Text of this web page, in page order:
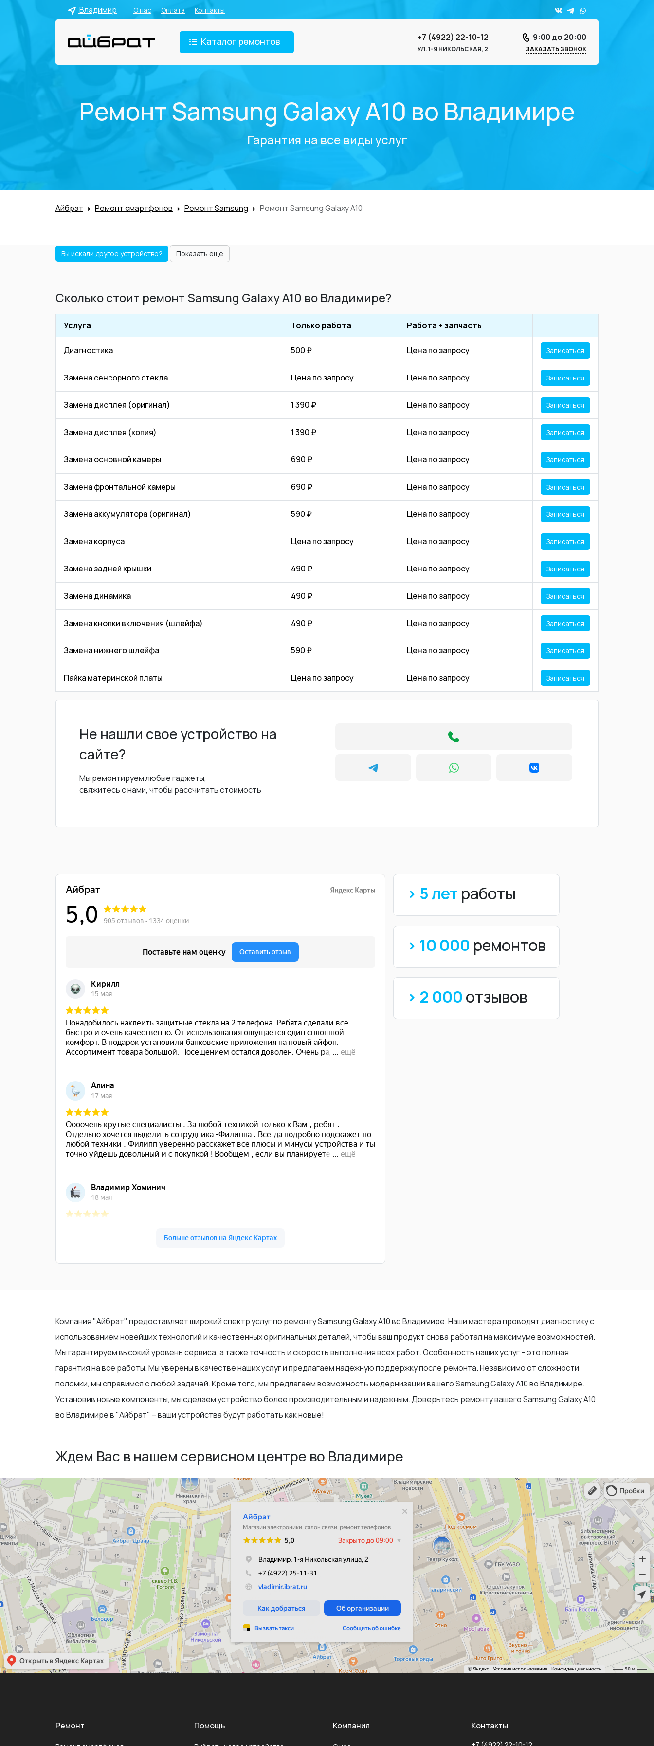
Владимир О нас Оплата Контакты
Каталог ремонтов +7 (4922) 22-10-12
УЛ. 1-Я НИКОЛЬСКАЯ, 2
9:00 до 20:00
ЗАКАЗАТЬ ЗВОНОК
Ремонт Samsung Galaxy A10 во Владимире
Гарантия на все виды услуг
Айбрат Ремонт смартфонов Ремонт Samsung Ремонт Samsung Galaxy A10
Вы искали другое устройство? Показать еще
Сколько стоит ремонт Samsung Galaxy A10 во Владимире?
Услуга Только работа Работа + запчасть
Диагностика 500 ₽ Цена по запросу Записаться
Замена сенсорного стекла Цена по запросу Цена по запросу Записаться
Замена дисплея (оригинал) 1 390 ₽ Цена по запросу Записаться
Замена дисплея (копия) 1 390 ₽ Цена по запросу Записаться
Замена основной камеры 690 ₽ Цена по запросу Записаться
Замена фронтальной камеры 690 ₽ Цена по запросу Записаться
Замена аккумулятора (оригинал) 590 ₽ Цена по запросу Записаться
Замена корпуса Цена по запросу Цена по запросу Записаться
Замена задней крышки 490 ₽ Цена по запросу Записаться
Замена динамика 490 ₽ Цена по запросу Записаться
Замена кнопки включения (шлейфа) 490 ₽ Цена по запросу Записаться
Замена нижнего шлейфа 590 ₽ Цена по запросу Записаться
Пайка материнской платы Цена по запросу Цена по запросу Записаться
Не нашли свое устройство на
сайте?
Мы ремонтируем любые гаджеты,
свяжитесь с нами, чтобы рассчитать стоимость
> 5 лет работы
> 10 000 ремонтов
> 2 000 отзывов
Компания "Айбрат" предоставляет широкий спектр услуг по ремонту Samsung Galaxy A10 во Владимире. Наши мастера проводят диагностику с
использованием новейших технологий и качественных оригинальных деталей, чтобы ваш продукт снова работал на максимуме возможностей.
Мы гарантируем высокий уровень сервиса, а также точность и скорость выполнения всех работ. Особенность наших услуг – это полная
гарантия на все работы. Мы уверены в качестве наших услуг и предлагаем надежную поддержку после ремонта. Независимо от сложности
поломки, мы справимся с любой задачей. Кроме того, мы предлагаем возможность модернизации вашего Samsung Galaxy A10 во Владимире.
Установив новые компоненты, мы сделаем устройство более производительным и надежным. Доверьтесь ремонту вашего Samsung Galaxy A10
во Владимире в "Айбрат" – ваши устройства будут работать как новые!
Ждем Вас в нашем сервисном центре во Владимире
Ремонт Помощь Компания Контакты